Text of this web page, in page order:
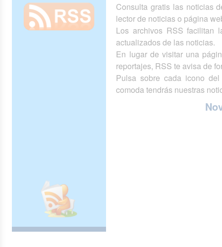
Consulta gratis las noticias
lector de noticias o página
Los archivos RSS facilitan
actualizados de las noticias.
En lugar de visitar una
reportajes, RSS te avisa de
Pulsa sobre cada icono
comoda tendrás nuestras